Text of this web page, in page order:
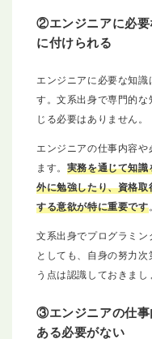
②エンジニアに必要
に付けられる
エンジニアに必要な知
す。文系出身で専門的
じる必要はありません。
エンジニアの仕事内容
ます。 実務を通じて知
外に勉強したり、資格
する意欲が特に重要です。
文系出身でプログラミ
としても、自身の努力
う点は認識しておきまし
③エンジニアの仕
ある必要がない